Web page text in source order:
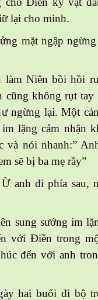
lại cho mình.
mặt ngập ngừng
Niên bồi hồi
không rụt tay
ngừng lại. Một
lặng cảm nhận
và nói nhanh:”
sẽ bị ba mẹ rầy”
anh đi phía sau,
sung sướng im
với Điền trong
đến với anh
hai buổi đi bộ